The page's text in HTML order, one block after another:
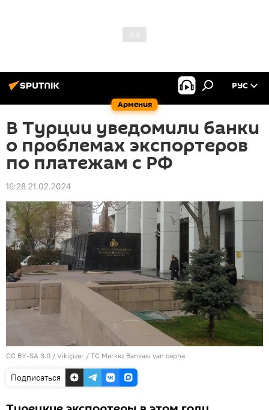
Армения
РУС
В Турции уведомили банки
о проблемах экспортеров
по платежам с РФ
16:28 21.02.2024
CC BY-SA 3.0 / Vikiçizer / TC Merkez Bankası yan cephe
Подписаться